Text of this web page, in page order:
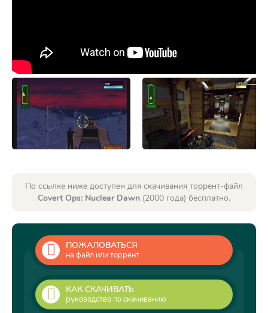
По ссылке ниже доступен для скачивания торрент-файл
Covert Ops: Nuclear Dawn (2000 года) бесплатно.
ПОЖАЛОВАТЬСЯ
на файл или торрент
КАК СКАЧИВАТЬ
руководство по скачиванию